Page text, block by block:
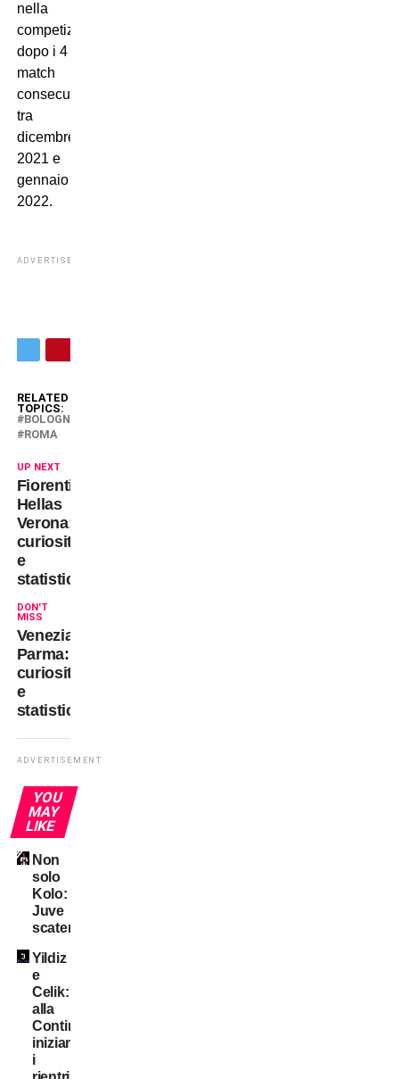
nella
competizione,
dopo i 4
match
consecutivi
tra
dicembre
2021 e
gennaio
2022.
ADVERTISEMENT
RELATED
TOPICS:
BOLOGNA
ROMA
UP NEXT
Fiorentina-
Hellas
Verona:
curiosità
e
statistiche
DON'T
MISS
Venezia-
Parma:
curiosità
e
statistiche
ADVERTISEMENT
YOU
MAY
LIKE
Non
solo
Kolo:
Juve
scatenata!
Yildiz
e
Celik:
alla
Continassa
iniziano
i